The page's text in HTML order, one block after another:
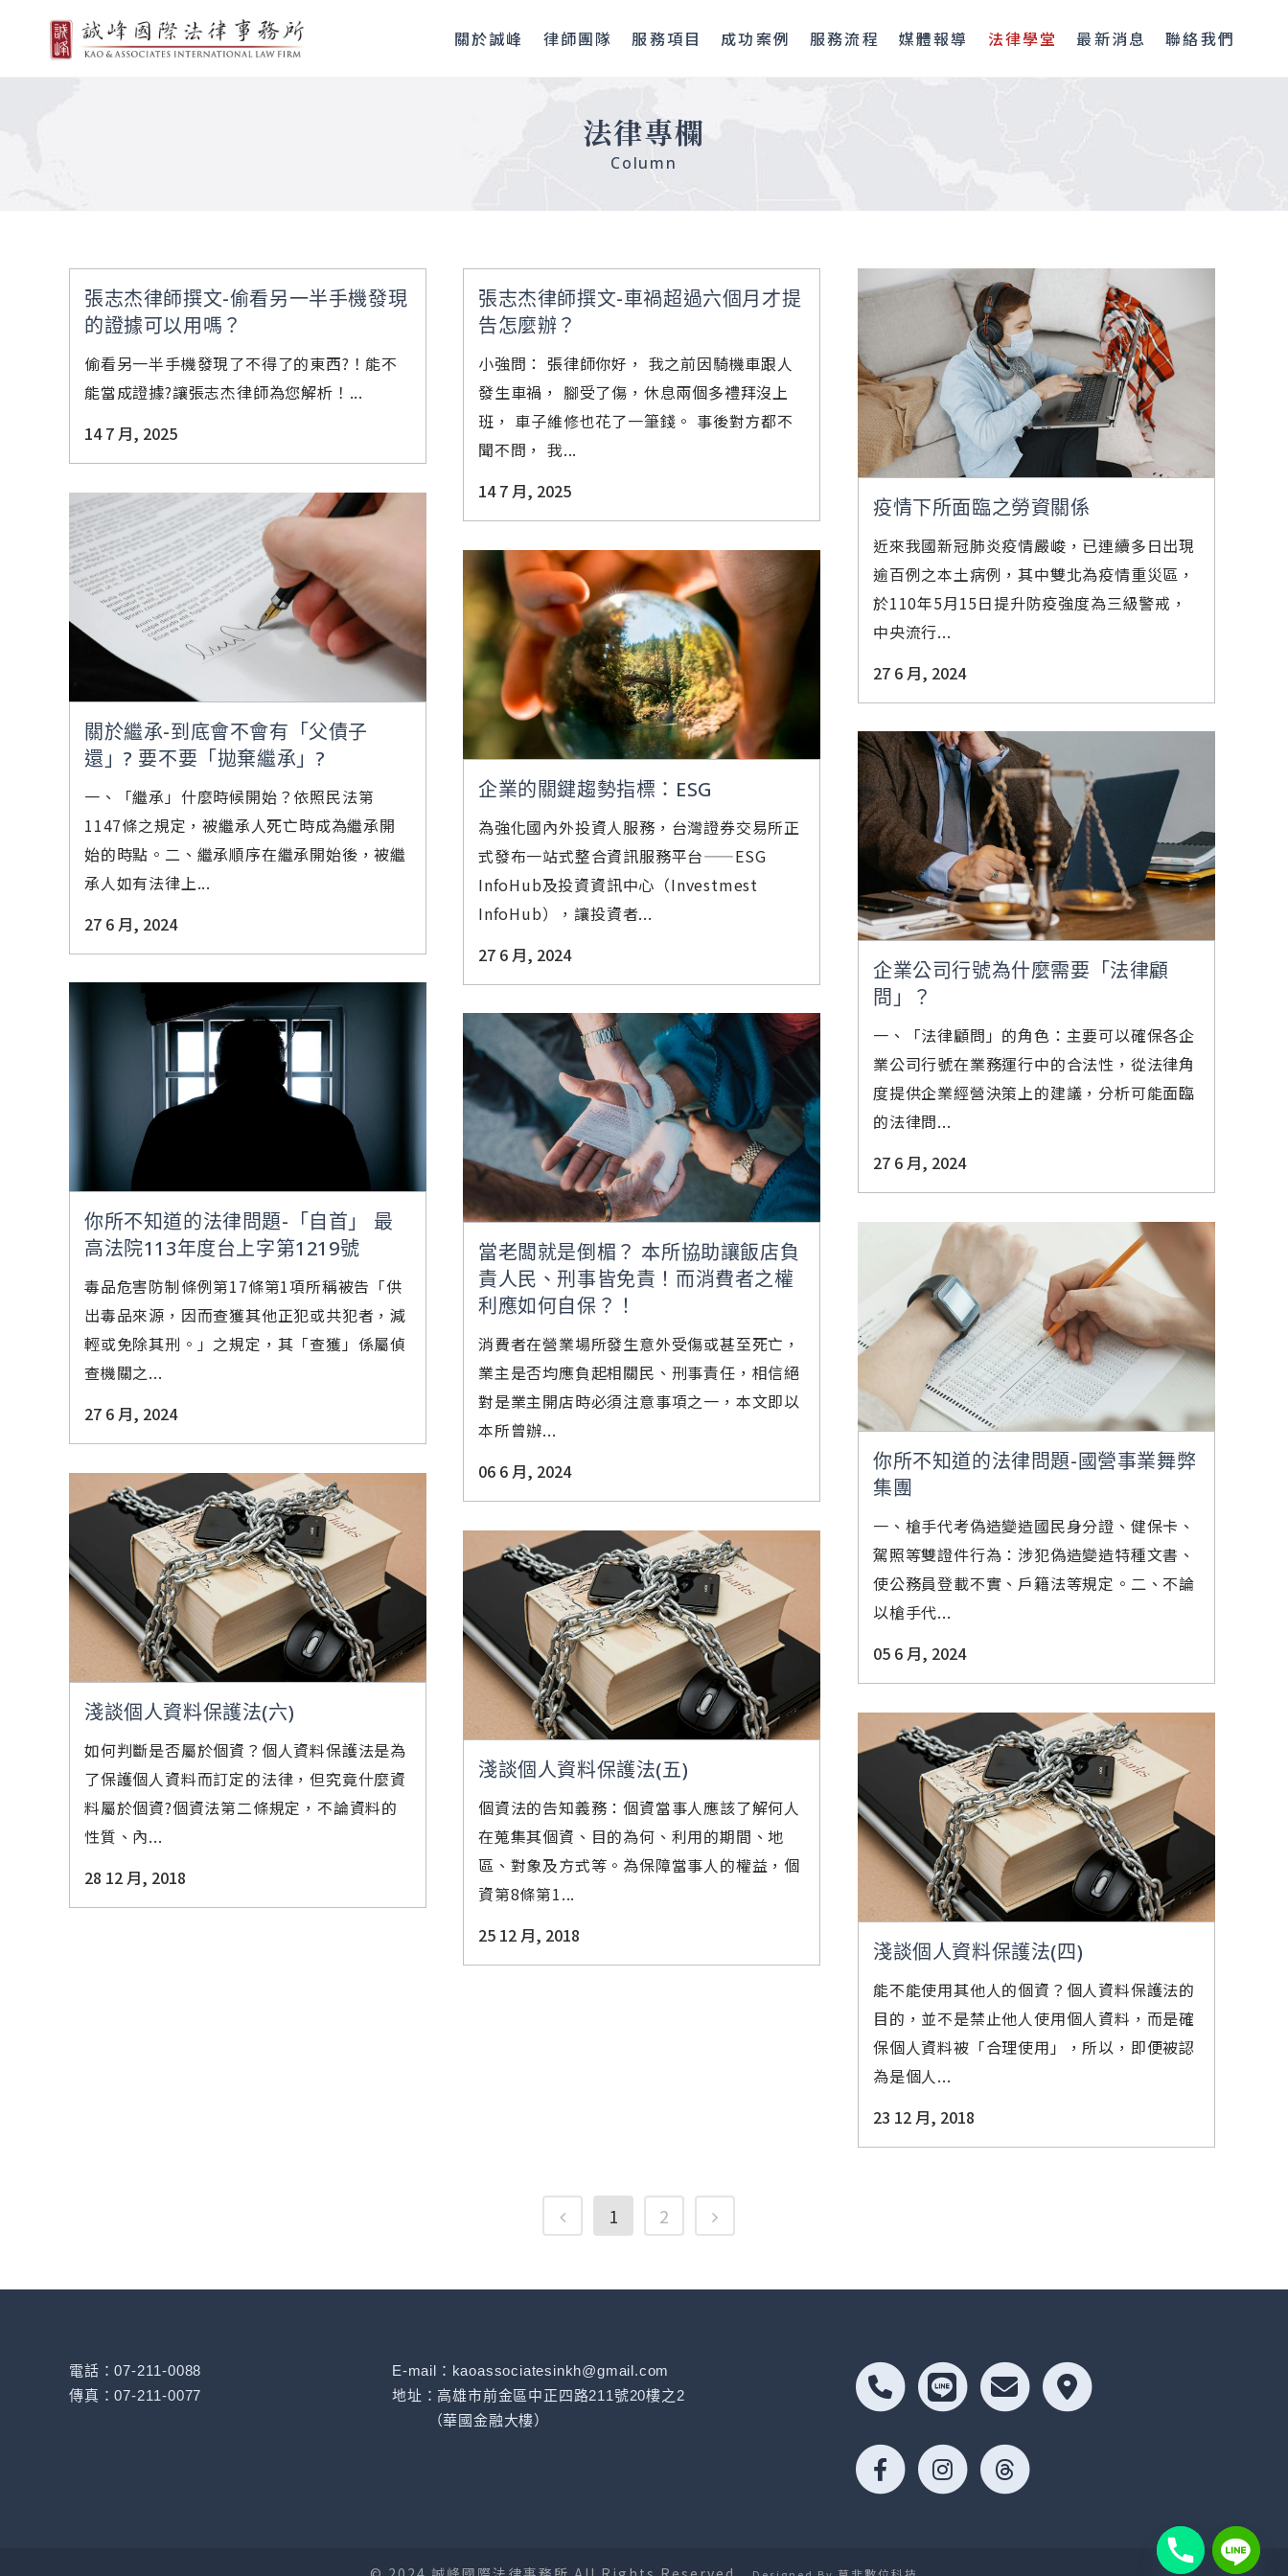
關於誠峰 律師團隊 服務項目 成功案例 服務流程 媒體報導 法律學堂 最新消息 聯絡我們
法律專欄
Column
張志杰律師撰文-偷看另一半手機發現
的證據可以用嗎？
偷看另一半手機發現了不得了的東西?！能不
能當成證據?讓張志杰律師為您解析！...
14 7 月, 2025
張志杰律師撰文-車禍超過六個月才提
告怎麼辦？
小強問： 張律師你好， 我之前因騎機車跟人
發生車禍， 腳受了傷，休息兩個多禮拜沒上
班， 車子維修也花了一筆錢。 事後對方都不
聞不問， 我...
14 7 月, 2025
疫情下所面臨之勞資關係
近來我國新冠肺炎疫情嚴峻，已連續多日出現
逾百例之本土病例，其中雙北為疫情重災區，
於110年5月15日提升防疫強度為三級警戒，
中央流行...
27 6 月, 2024
關於繼承-到底會不會有「父債子
還」? 要不要「拋棄繼承」?
一、「繼承」什麼時候開始？依照民法第
1147條之規定，被繼承人死亡時成為繼承開
始的時點。二、繼承順序在繼承開始後，被繼
承人如有法律上...
27 6 月, 2024
企業的關鍵趨勢指標：ESG
為強化國內外投資人服務，台灣證券交易所正
式發布一站式整合資訊服務平台——ESG
InfoHub及投資資訊中心（Investmest
InfoHub），讓投資者...
27 6 月, 2024
企業公司行號為什麼需要「法律顧
問」？
一、「法律顧問」的角色：主要可以確保各企
業公司行號在業務運行中的合法性，從法律角
度提供企業經營決策上的建議，分析可能面臨
的法律問...
27 6 月, 2024
你所不知道的法律問題-「自首」 最
高法院113年度台上字第1219號
毒品危害防制條例第17條第1項所稱被告「供
出毒品來源，因而查獲其他正犯或共犯者，減
輕或免除其刑。」之規定，其「查獲」係屬偵
查機關之...
27 6 月, 2024
當老闆就是倒楣？ 本所協助讓飯店負
責人民、刑事皆免責！而消費者之權
利應如何自保？！
消費者在營業場所發生意外受傷或甚至死亡，
業主是否均應負起相關民、刑事責任，相信絕
對是業主開店時必須注意事項之一，本文即以
本所曾辦...
06 6 月, 2024
你所不知道的法律問題-國營事業舞弊
集團
一、槍手代考偽造變造國民身分證、健保卡、
駕照等雙證件行為：涉犯偽造變造特種文書、
使公務員登載不實、戶籍法等規定。二、不論
以槍手代...
05 6 月, 2024
淺談個人資料保護法(六)
如何判斷是否屬於個資？個人資料保護法是為
了保護個人資料而訂定的法律，但究竟什麼資
料屬於個資?個資法第二條規定，不論資料的
性質、內...
28 12 月, 2018
淺談個人資料保護法(五)
個資法的告知義務：個資當事人應該了解何人
在蒐集其個資、目的為何、利用的期間、地
區、對象及方式等。為保障當事人的權益，個
資第8條第1...
25 12 月, 2018
淺談個人資料保護法(四)
能不能使用其他人的個資？個人資料保護法的
目的，並不是禁止他人使用個人資料，而是確
保個人資料被「合理使用」，所以，即便被認
為是個人...
23 12 月, 2018
1 2
電話：07-211-0088
傳真：07-211-0077
E-mail：kaoassociatesinkh@gmail.com
地址：高雄市前金區中正四路211號20樓之2
（華國金融大樓）